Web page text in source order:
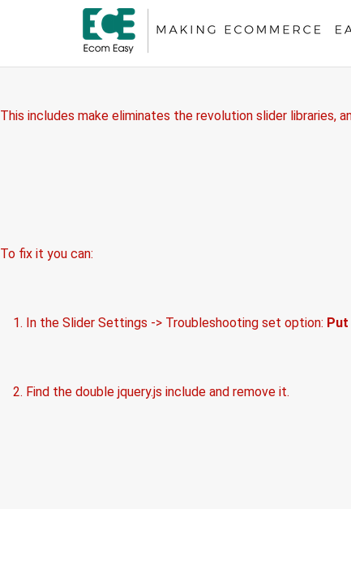
Revolution Slider Error: You have some jquery.js library
This includes make eliminates the revolution slider libraries,
To fix it you can:
1. In the Slider Settings -> Troubleshooting set option: Put
2. Find the double jquery.js include and remove it.